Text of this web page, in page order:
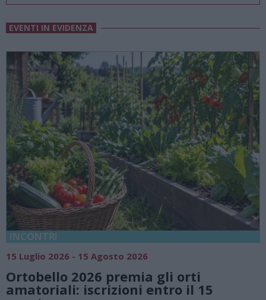
EVENTI IN EVIDENZA
18 Luglio 2026 - 15 Agosto 2026
Vivi l’estate a Villa Fogazzaro Roi. Tra
natura e atmosfere senza tempo sul
Lago di Lugano